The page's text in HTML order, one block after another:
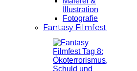
Illustration
Fotografie
Fantasy Filmfest